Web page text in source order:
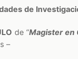
de
de “Magister en
–